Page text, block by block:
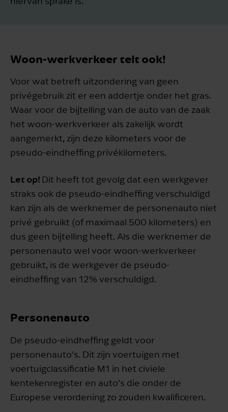
Woon-werkverkeer telt ook!
Voor wat betreft uitzondering van geen
privégebruik zit er een addertje onder het gras.
Waar voor de bijtelling van de auto van de zaak
het woon-werkverkeer als zakelijk wordt
aangemerkt, zijn deze kilometers voor de
pseudo-eindheffing privékilometers.
Let op! Dit heeft tot gevolg dat een werkgever
straks ook de pseudo-eindheffing verschuldigd
kan zijn als de werknemer de personenauto niet
privé gebruikt (of maximaal 500 kilometers) en
dus geen bijtelling heeft. Als die werknemer de
personenauto wel voor woon-werkverkeer
gebruikt, is de werkgever de pseudo-
eindheffing van 12% verschuldigd.
Personenauto
De pseudo-eindheffing geldt voor
personenauto’s. Dit zijn voertuigen met
voertuigclassificatie M1 in het civiele
kentekenregister en auto’s die onder de
Europese verordening zo zouden kwalificeren.